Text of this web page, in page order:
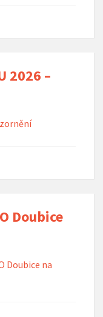
2026 –
Doubice
Doubice na